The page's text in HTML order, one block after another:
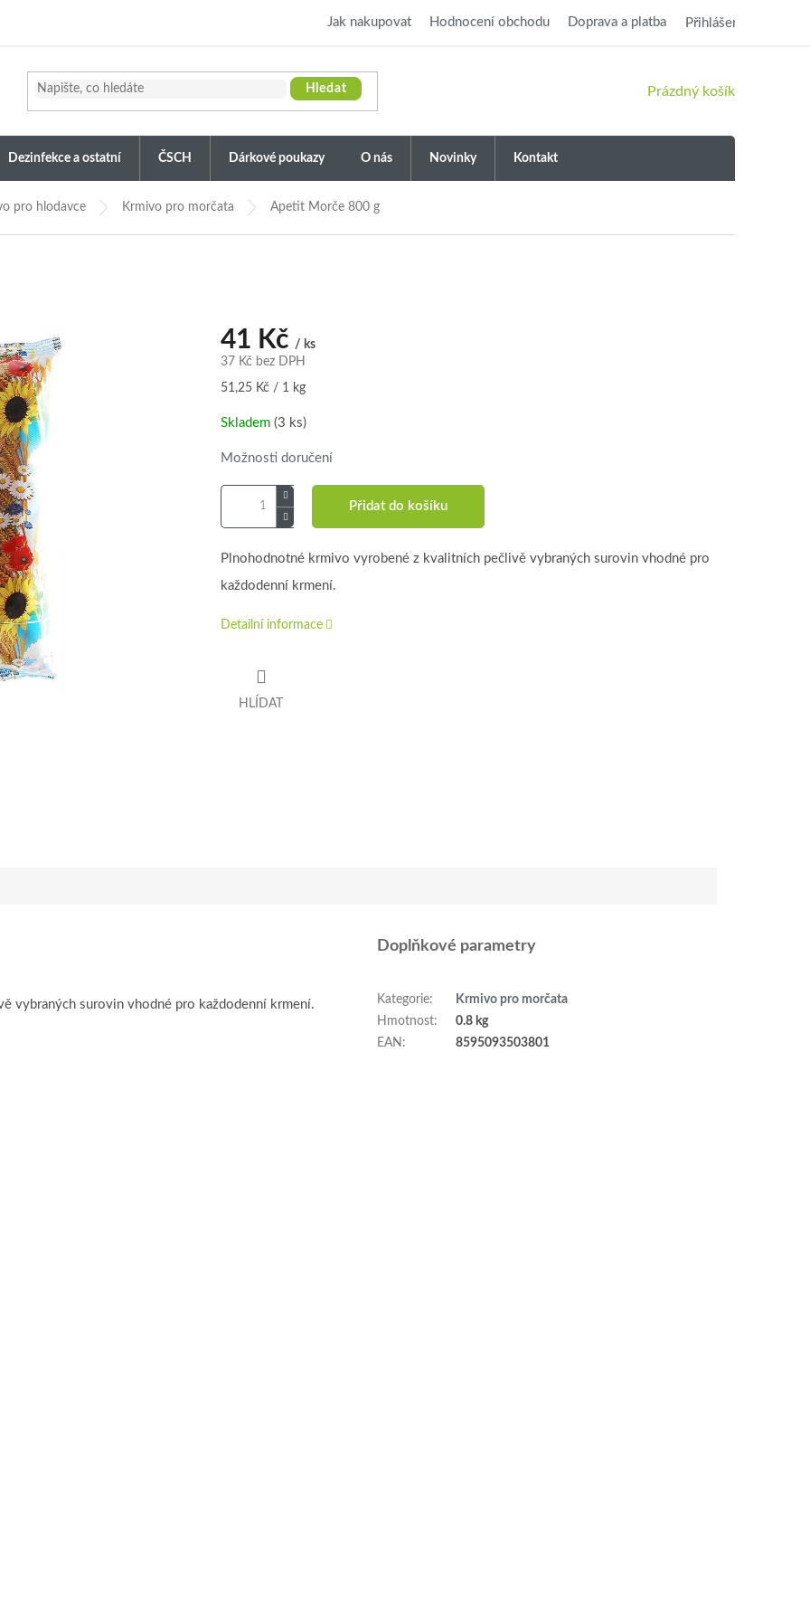
Jak nakupovat Hodnocení obchodu Doprava a platba Přihlášení
Hledat
NÁKUPNÍ
Prázdný košík
Dezinfekce a ostatní ČSCH Dárkové poukazy O nás Novinky Kontakt
pro hlodavce Krmivo pro morčata Apetit Morče 800 g
41 Kč / ks
37 Kč bez DPH
Měrná
51,25 Kč / 1 kg
Skladem (3 ks)
Možnosti doručení
Přidat do košíku
Plnohodnotné krmivo vyrobené z kvalitních pečlivě vybraných surovin vhodné pro
každodenní krmení.
Detailní informace
HLÍDAT
vybraných surovin vhodné pro každodenní krmení.
Doplňkové parametry
Kategorie:
Krmivo pro morčata
Hmotnost:
0.8 kg
EAN : 8595093503801